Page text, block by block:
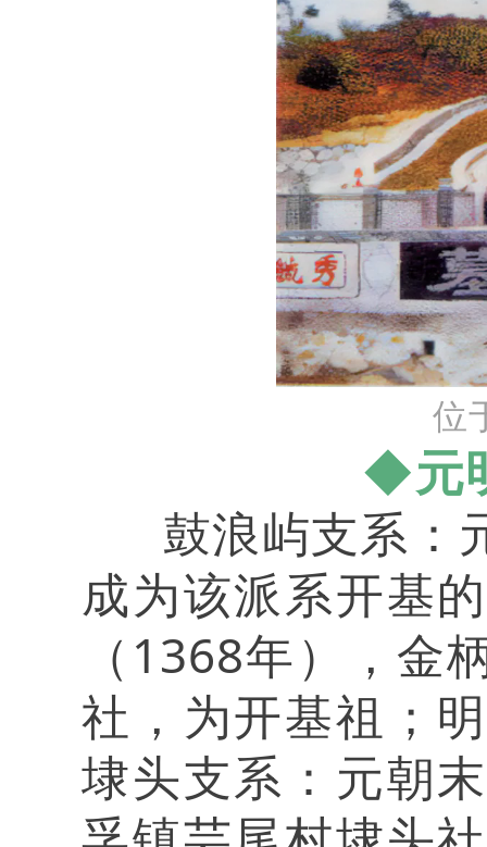
位
◆元
鼓浪屿支系：
成为该派系开基
（1368年），金
社，为开基祖；
埭头支系：元朝